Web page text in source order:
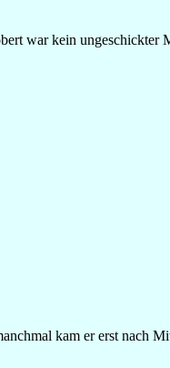
war kein ungeschickter
kam er erst nach